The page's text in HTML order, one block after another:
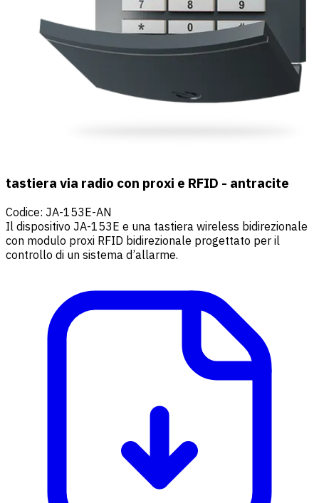
tastiera via radio con proxi e RFID - antracite
Codice: JA-153E-AN
Il dispositivo JA-153E e una tastiera wireless bidirezionale
con modulo proxi RFID bidirezionale progettato per il
controllo di un sistema d’allarme.